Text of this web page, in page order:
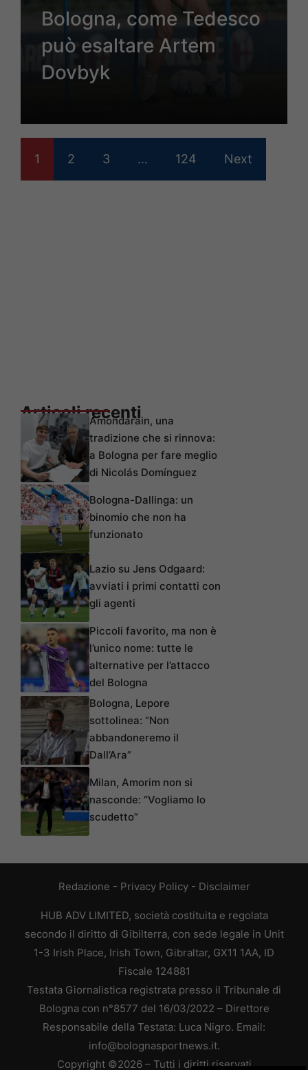
Bologna, come Tedesco
può esaltare Artem
Dovbyk
1 2 3 … 124 Next
Articoli recenti
Amondarain, una
tradizione che si rinnova:
a Bologna per fare meglio
di Nicolás Domínguez
Bologna-Dallinga: un
binomio che non ha
funzionato
Lazio su Jens Odgaard:
avviati i primi contatti con
gli agenti
Piccoli favorito, ma non è
l’unico nome: tutte le
alternative per l’attacco
del Bologna
Bologna, Lepore
sottolinea: “Non
abbandoneremo il
Dall’Ara”
Milan, Amorim non si
nasconde: “Vogliamo lo
scudetto”
Redazione - Privacy Policy- Disclaimer
HUB ADV LIMITED, società costituita e regolata
secondo il diritto di Gibilterra, con sede legale in Unit
1-3 Irish Place, Irish Town, Gibraltar, GX11 1AA, ID
Fiscale 124881
Testata Giornalistica registrata presso il Tribunale di
Bologna con n°8577 del 16/03/2022 – Direttore
Responsabile della Testata: Luca Nigro. Email:
info@bolognasportnews.it.
Copyright ©2026 – Tutti i diritti riservati